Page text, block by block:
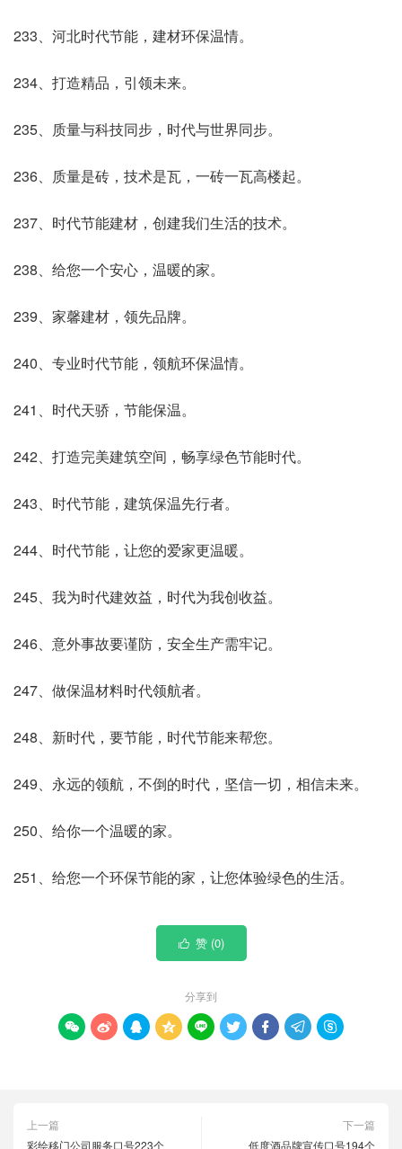
233、河北时代节能，建材环保温情。
234、打造精品，引领未来。
235、质量与科技同步，时代与世界同步。
236、质量是砖，技术是瓦，一砖一瓦高楼起。
237、时代节能建材，创建我们生活的技术。
238、给您一个安心，温暖的家。
239、家馨建材，领先品牌。
240、专业时代节能，领航环保温情。
241、时代天骄，节能保温。
242、打造完美建筑空间，畅享绿色节能时代。
243、时代节能，建筑保温先行者。
244、时代节能，让您的爱家更温暖。
245、我为时代建效益，时代为我创收益。
246、意外事故要谨防，安全生产需牢记。
247、做保温材料时代领航者。
248、新时代，要节能，时代节能来帮您。
249、永远的领航，不倒的时代，坚信一切，相信未来。
250、给你一个温暖的家。
251、给您一个环保节能的家，让您体验绿色的生活。
 赞 (0)
分享到
        
上一篇
彩绘移门公司服务口号223个
下一篇
低度酒品牌宣传口号194个